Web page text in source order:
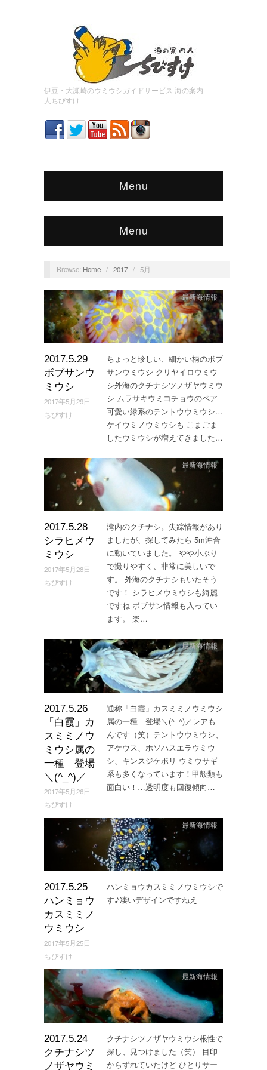
伊豆・大瀬崎のウミウシガイドサービス 海の案内
人ちびすけ
Menu
Menu
Browse: Home / 2017 / 5月
2017.5.29
ボブサンウ
ミウシ
2017年5月29日
ちびすけ
最新海情報
ちょっと珍しい、細かい柄のボブ
サンウミウシ クリヤイロウミウ
シ外海のクチナシツノザヤウミウ
シ ムラサキウミコチョウのペア
可愛い緑系のテントウウミウシ…
ケイウミノウミウシも こまごま
したウミウシが増えてきました…
2017.5.28
シラヒメウ
ミウシ
2017年5月28日
ちびすけ
最新海情報
湾内のクチナシ。失踪情報があり
ましたが、探してみたら 5m沖合
に動いていました。 やや小ぶり
で撮りやすく、非常に美しいで
す。 外海のクチナシもいたそう
です！ シラヒメウミウシも綺麗
ですね ボブサン情報も入ってい
ます。 楽…
2017.5.26
「白霞」カ
スミミノウ
ミウシ属の
一種 登場
＼(^_^)／
2017年5月26日
ちびすけ
最新海情報
通称「白霞」カスミミノウミウシ
属の一種 登場＼(^_^)／レアも
んです（笑）テントウウミウシ、
アケウス、ホソハスエラウミウ
シ、キンスジケボリ ウミウサギ
系も多くなっています！甲殻類も
面白い！…透明度も回復傾向…
2017.5.25
ハンミョウ
カスミミノ
ウミウシ
2017年5月25日
ちびすけ
最新海情報
ハンミョウカスミミノウミウシで
す♪凄いデザインですねえ
2017.5.24
クチナシツ
ノザヤウミ
最新海情報
クチナシツノザヤウミウシ根性で
探し、見つけました（笑） 目印
からずれていたけど ひとりサー